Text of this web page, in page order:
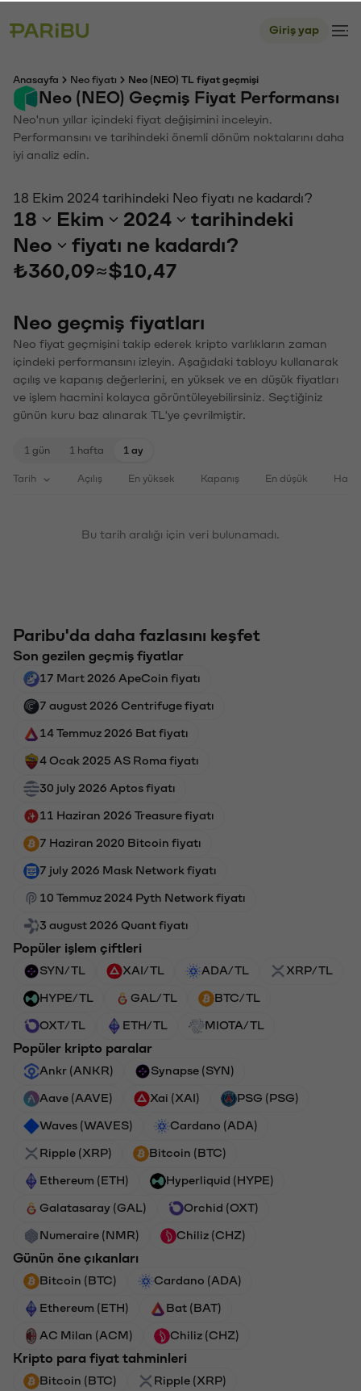
Giriş yap
Anasayfa Neo fiyatı Neo (NEO) TL fiyat geçmişi
Neo (NEO) Geçmiş Fiyat Performansı
Neo'nun yıllar içindeki fiyat değişimini inceleyin.
Performansını ve tarihindeki önemli dönüm noktalarını daha
iyi analiz edin.
18 Ekim 2024 tarihindeki Neo fiyatı ne kadardı?
18 Ekim 2024
tarihindeki
Neo
fiyatı ne kadardı?
₺360,09≈$10,47
Neo geçmiş fiyatları
Neo fiyat geçmişini takip ederek kripto varlıkların zaman
içindeki performansını izleyin. Aşağıdaki tabloyu kullanarak
açılış ve kapanış değerlerini, en yüksek ve en düşük fiyatları
ve işlem hacmini kolayca görüntüleyebilirsiniz. Seçtiğiniz
günün kuru baz alınarak TL'ye çevrilmiştir.
1 gün 1 hafta 1 ay
Tarih Açılış En yüksek Kapanış En düşük
Bu tarih aralığı için veri bulunamadı.
Paribu'da daha fazlasını keşfet
Son gezilen geçmiş fiyatlar
17 Mart 2026 ApeCoin fiyatı
7 august 2026 Centrifuge fiyatı
14 Temmuz 2026 Bat fiyatı
4 Ocak 2025 AS Roma fiyatı
30 july 2026 Aptos fiyatı
11 Haziran 2026 Treasure fiyatı
7 Haziran 2020 Bitcoin fiyatı
7 july 2026 Mask Network fiyatı
10 Temmuz 2024 Pyth Network fiyatı
3 august 2026 Quant fiyatı
Popüler işlem çiftleri
SYN/TL XAI/TL ADA/TL XRP/TL
HYPE/TL GAL/TL BTC/TL
OXT/TL ETH/TL MIOTA/TL
Popüler kripto paralar
Ankr (ANKR) Synapse (SYN)
Aave (AAVE) Xai (XAI) PSG (PSG)
Waves (WAVES) Cardano (ADA)
Ripple (XRP) Bitcoin (BTC)
Ethereum (ETH) Hyperliquid (HYPE)
Galatasaray (GAL) Orchid (OXT)
Numeraire (NMR) Chiliz (CHZ)
Günün öne çıkanları
Bitcoin (BTC) Cardano (ADA)
Ethereum (ETH) Bat (BAT)
AC Milan (ACM) Chiliz (CHZ)
Kripto para fiyat tahminleri
Bitcoin (BTC) Ripple (XRP)